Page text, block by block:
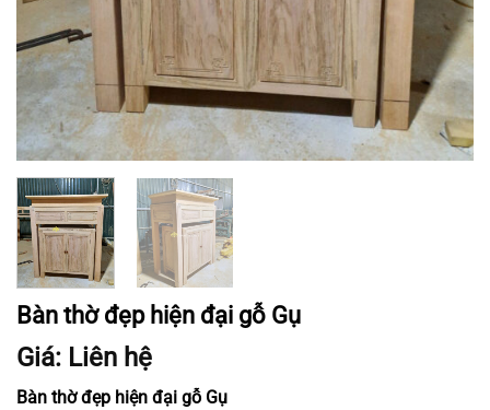
Bàn thờ đẹp hiện đại gỗ Gụ
Giá: Liên hệ
Bàn thờ đẹp hiện đại gỗ Gụ